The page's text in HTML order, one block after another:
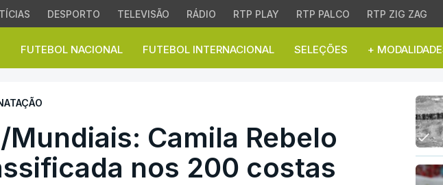
DESPORTO TELEVISÃO RÁDIO RTP PLAY RTP PALCO RTP ZIG ZAG
FUTEBOL NACIONAL FUTEBOL INTERNACIONAL SELEÇÕES +
Camila Rebelo nona
Mundiais: Camila Rebelo
nos 200 costas